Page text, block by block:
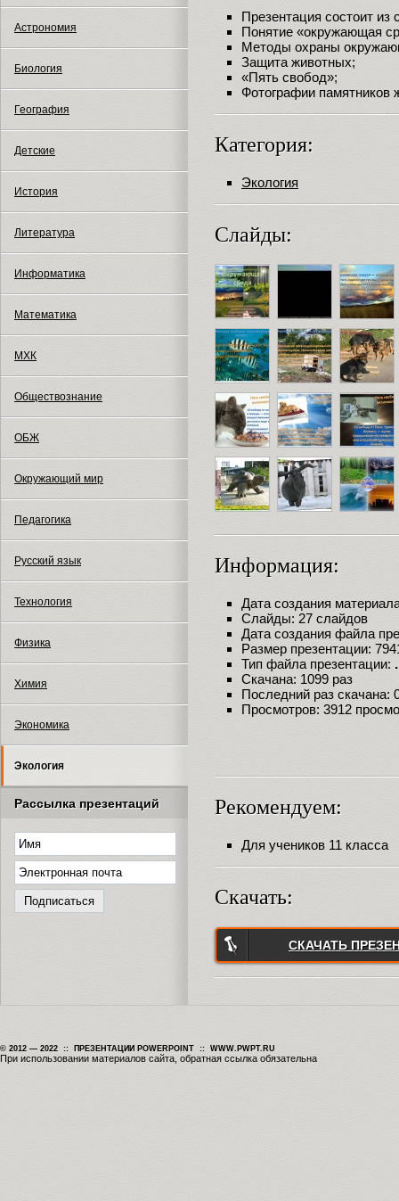
Астрономия
Биология
География
Детские
История
Литература
Информатика
Математика
МХК
Обществознание
ОБЖ
Окружающий мир
Педагогика
Русский язык
Технология
Физика
Химия
Экономика
Экология
Рассылка презентаций
Презентация состоит
Понятие «окружающая
Методы охраны
Защита животных;
«Пять свобод»;
Фотографии
Категория:
Экология
Слайды:
Информация:
Дата создания
Слайды: 27 слайдов
Дата создания файла
Размер презентации:
Тип файла презентации:
Скачана: 1099 раз
Последний раз скачана:
Просмотров: 3912
Рекомендуем:
Для учеников 11 класса
Скачать:
СКАЧАТЬ
© 2012 — 2022 :: ПРЕЗЕНТАЦИИ POWERPOINT :: WWW.PWPT.RU
При использовании материалов сайта, обратная ссылка обязательна